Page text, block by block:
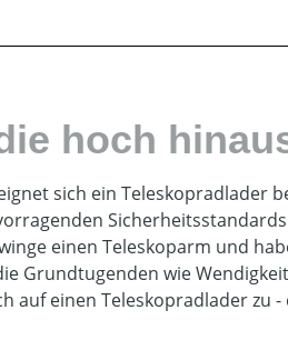
hoch
sich ein Teleskopradlader
einen Teleskoparm und
Grundtugenden wie
auf einen Teleskopradlader zu -